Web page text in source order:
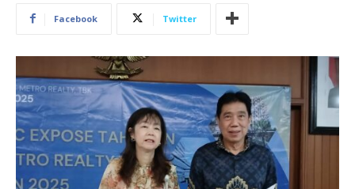
Facebook Twitter